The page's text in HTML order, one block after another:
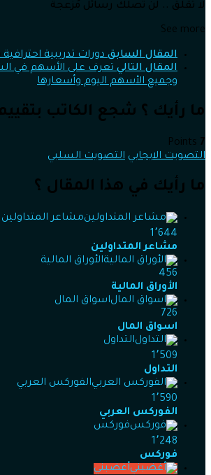
لا تقلق .. لن تصلك رسائل مُزعجة
See more
المقال السابق دورات تدريبية
المقال التالي تعرف على الأسهم في
وجميع الأسهم اليوم وأسعارها
ما رأيك ؟ شجع الكاتب
7
التصويت الايجابي التصويت السلبي
ما رأيك في هذا المقال ؟
مشاعر المتداولين
1٬644
مشاعر المتداولين
الأوراق المالية
456
الأوراق المالية
اسواق المال
726
اسواق المال
التداول
1٬509
التداول
الفوركس العربي
1٬590
الفوركس العربي
فوركس
1٬248
فوركس
أغضبني